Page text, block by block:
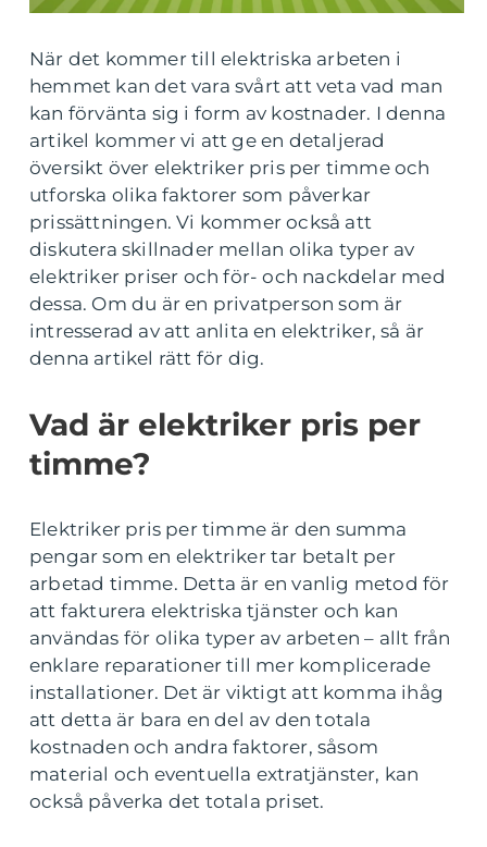
När det kommer till elektriska arbeten i
hemmet kan det vara svårt att veta vad man
kan förvänta sig i form av kostnader. I denna
artikel kommer vi att ge en detaljerad
översikt över elektriker pris per timme och
utforska olika faktorer som påverkar
prissättningen. Vi kommer också att
diskutera skillnader mellan olika typer av
elektriker priser och för- och nackdelar med
dessa. Om du är en privatperson som är
intresserad av att anlita en elektriker, så är
denna artikel rätt för dig.
Vad är elektriker pris per
timme?
Elektriker pris per timme är den summa
pengar som en elektriker tar betalt per
arbetad timme. Detta är en vanlig metod för
att fakturera elektriska tjänster och kan
användas för olika typer av arbeten – allt från
enklare reparationer till mer komplicerade
installationer. Det är viktigt att komma ihåg
att detta är bara en del av den totala
kostnaden och andra faktorer, såsom
material och eventuella extratjänster, kan
också påverka det totala priset.